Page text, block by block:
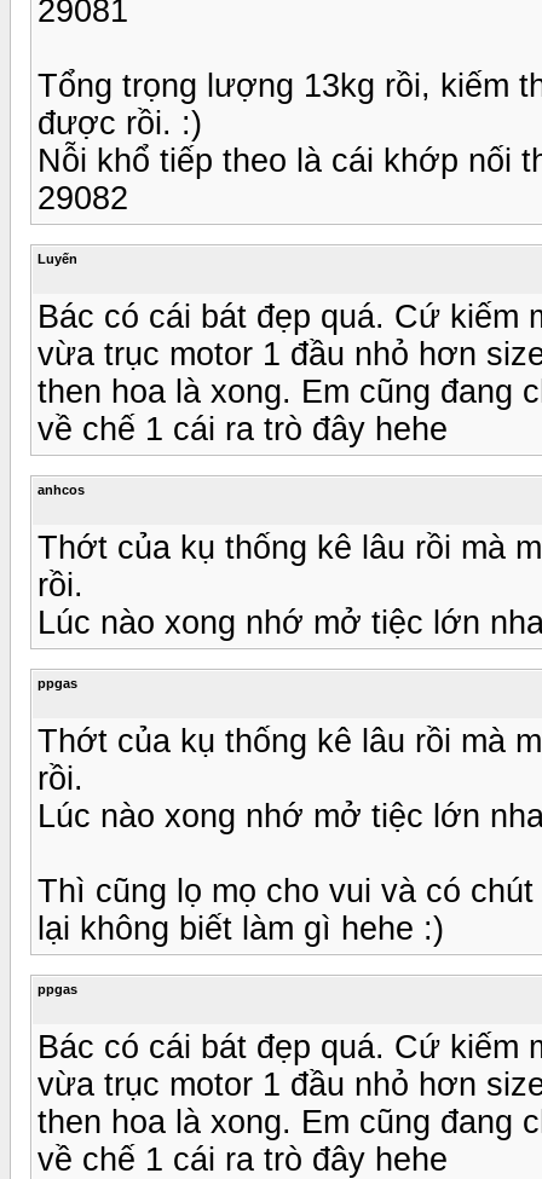
29081
Tổng trọng lượng 13kg rồi, kiếm
được rồi. :)
Nỗi khổ tiếp theo là cái khớp nối
29082
Luyến
Bác có cái bát đẹp quá. Cứ kiếm
vừa trục motor 1 đầu nhỏ hơn
then hoa là xong. Em cũng đang
về chế 1 cái ra trò đây hehe
anhcos
Thớt của kụ thống kê lâu rồi mà
rồi.
Lúc nào xong nhớ mở tiệc lớn
ppgas
Thớt của kụ thống kê lâu rồi mà
rồi.
Lúc nào xong nhớ mở tiệc lớn
Thì cũng lọ mọ cho vui và có
lại không biết làm gì hehe :)
ppgas
Bác có cái bát đẹp quá. Cứ kiếm
vừa trục motor 1 đầu nhỏ hơn
then hoa là xong. Em cũng đang
về chế 1 cái ra trò đây hehe